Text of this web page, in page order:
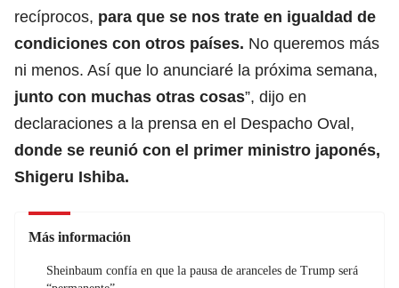
recíprocos, para que se nos trate en igualdad de
condiciones con otros países. No queremos más
ni menos. Así que lo anunciaré la próxima semana,
junto con muchas otras cosas”, dijo en
declaraciones a la prensa en el Despacho Oval,
donde se reunió con el primer ministro japonés,
Shigeru Ishiba.
Más información
Sheinbaum confía en que la pausa de aranceles de Trump será